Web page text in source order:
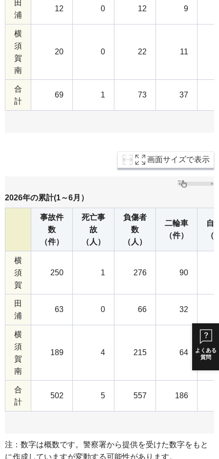
よくある
質問
田
浦
12 0 12 9
横
須
賀
南
20 0 22 11
合
計
69 1 73 37
画面サイズで表示
2026年の累計(1～6月）
事故件
数
（件）
死亡事
故
（人）
負傷者
数
（人）
二輪車
（件）
自
（
横
須
賀
250 1 276 90
田
浦
63 0 66 32
横
須
賀
南
189 4 215 64
合
計
502 5 557 186
注：数字は概数です。警察署から提供を受けた数字をもと
に作成していますが変動する可能性があります。